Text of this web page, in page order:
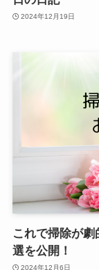
2024年12月19日
これで掃除が
選を公開！
2024年12月6日